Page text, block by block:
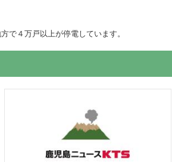
で４万戸以上が停電しています。